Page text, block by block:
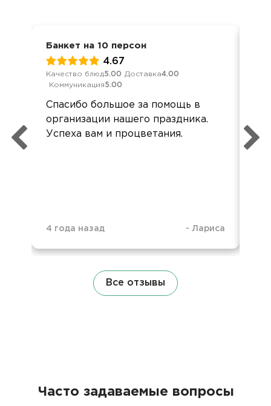
Банкет на 10 персон
4.67
Качество блюд5.00 Доставка4.00
Коммуникация5.00
Спасибо большое за помощь в
организации нашего праздника.
Успеха вам и процветания.
4 года назад - Лариса
Все отзывы
Часто задаваемые вопросы